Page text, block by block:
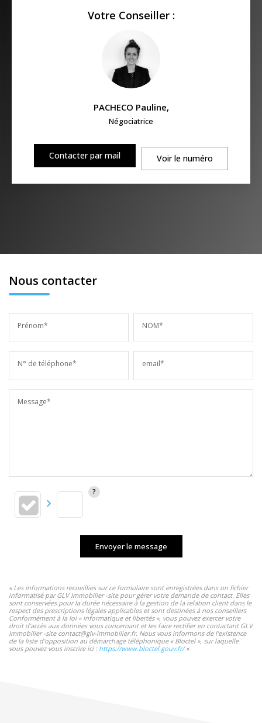
Votre Conseiller :
PACHECO Pauline,
Négociatrice
Contacter par mail Voir le numéro
Nous contacter
Prénom* NOM*
N° de téléphone* email*
Message*
Envoyer le message
« Les informations recueillies sur ce formulaire sont enregistrées dans un fichier
informatisé par GLV Immobilier -site pour gérer votre demande de contact. Elles
sont conservées pour la durée nécessaire à la gestion de la relation client dans le
respect des prescriptions légales applicables et sont destinées à nos conseillers
Conformément à la loi « informatique et libertés », vous pouvez exercer votre
droit d'accès aux données vous concernant et les faire rectifier en contactant GLV
Immobilier -site contact@glv-immobilier.fr. Nous vous informons de l'existence
de la liste d'opposition au démarchage téléphonique « Bloctel », sur laquelle
vous pouvez vous inscrire ici : https://www.bloctel.gouv.fr/»